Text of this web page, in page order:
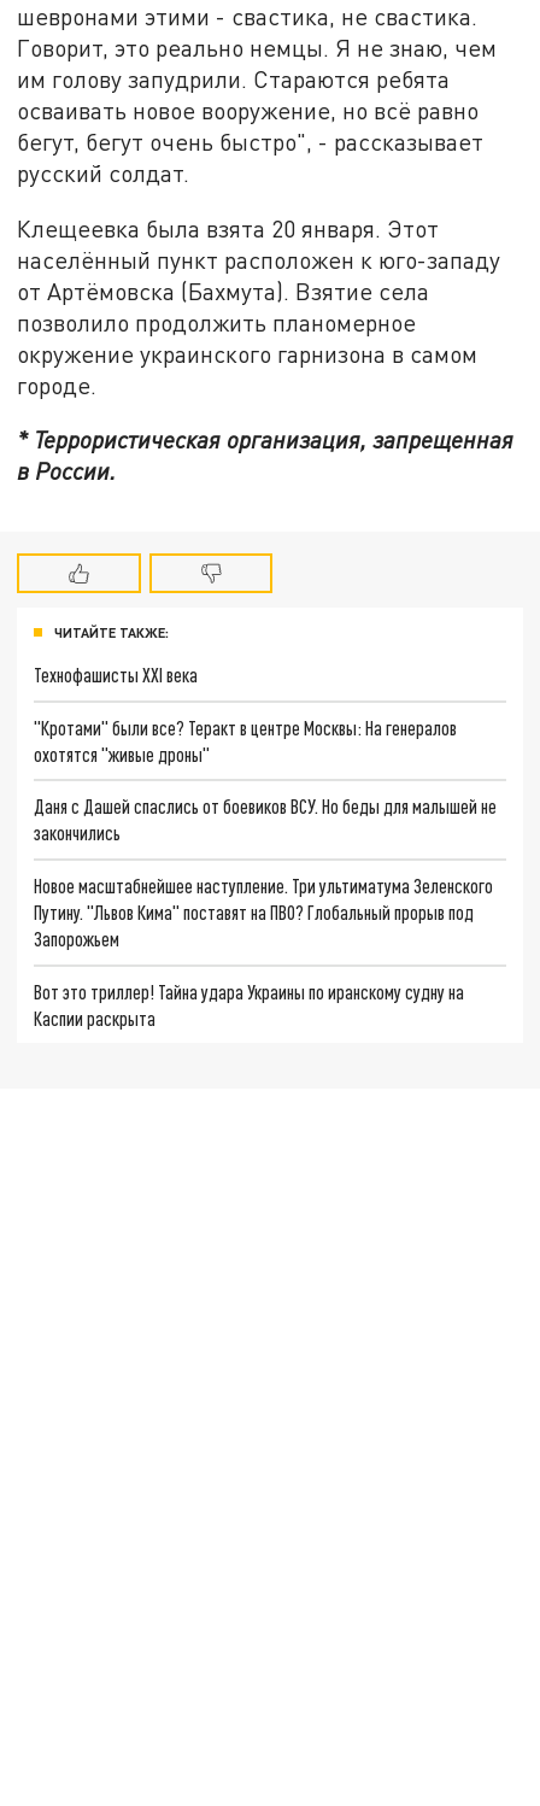
шевронами этими - свастика, не свастика.
Говорит, это реально немцы. Я не знаю, чем
им голову запудрили. Стараются ребята
осваивать новое вооружение, но всё равно
бегут, бегут очень быстро", - рассказывает
русский солдат.
Клещеевка была взята 20 января. Этот
населённый пункт расположен к юго-западу
от Артёмовска (Бахмута). Взятие села
позволило продолжить планомерное
окружение украинского гарнизона в самом
городе.
* Террористическая организация, запрещенная
в России.
ЧИТАЙТЕ ТАКЖЕ:
Технофашисты XXI века
"Кротами" были все? Теракт в центре Москвы: На генералов
охотятся "живые дроны"
Даня с Дашей спаслись от боевиков ВСУ. Но беды для малышей не
закончились
Новое масштабнейшее наступление. Три ультиматума Зеленского
Путину. "Львов Кима" поставят на ПВО? Глобальный прорыв под
Запорожьем
Вот это триллер! Тайна удара Украины по иранскому судну на
Каспии раскрыта